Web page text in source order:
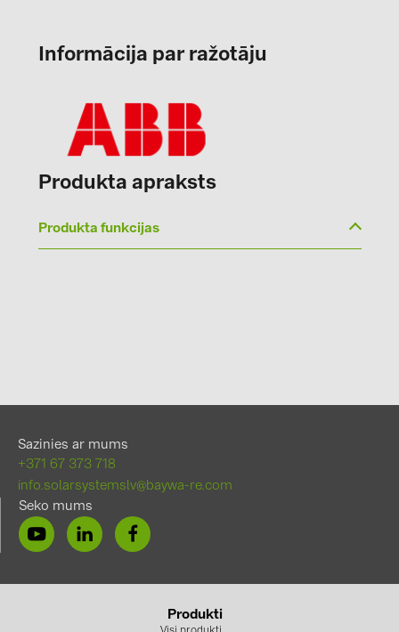
Informācija par ražotāju
Produkta apraksts
Produkta funkcijas
Sazinies ar mums
+371 67 373 718
info.solarsystemslv@baywa-re.com
Seko mums
Produkti